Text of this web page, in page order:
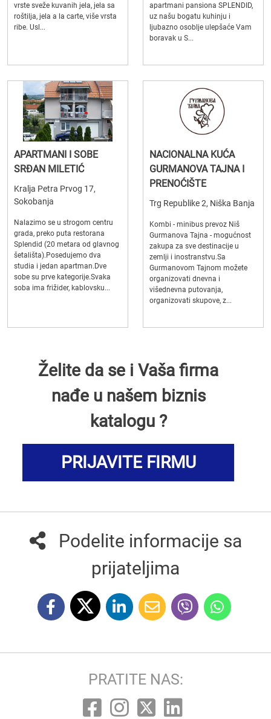
vrste sveže kuvanih jela, jela sa
roštilja, jela a la carte, više vrsta
ribe. Usl...
apartmani pansiona SPLENDID,
uz našu bogatu kuhinju i
ljubazno osoblje ulepšaće Vam
boravak u S...
APARTMANI I SOBE
SRĐAN MILETIĆ
Kralja Petra Prvog 17,
Sokobanja
Nalazimo se u strogom centru
grada, preko puta restorana
Splendid (20 metara od glavnog
šetališta).Posedujemo dva
studia i jedan apartman.Dve
sobe su prve kategorije.Svaka
soba ima frižider, kablovsku...
NACIONALNA KUĆA
GURMANOVA TAJNA I
PRENOĆIŠTE
Trg Republike 2, Niška Banja
Kombi - minibus prevoz Niš
Gurmanova Tajna - mogućnost
zakupa za sve destinacije u
zemlji i inostranstvu.Sa
Gurmanovom Tajnom možete
organizovati dnevna i
višednevna putovanja,
organizovati skupove, z...
Želite da se i Vaša firma
nađe u našem biznis
katalogu ?
PRIJAVITE FIRMU
Podelite informacije sa
prijateljima
PRATITE NAS: